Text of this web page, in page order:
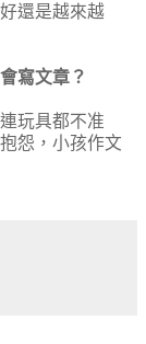
還是越來越
寫文章？
玩具都不准
怨，小孩作文